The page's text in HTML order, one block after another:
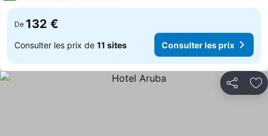
De 132 €
Consulter les prix de 11 sites Consulter les prix
Partager